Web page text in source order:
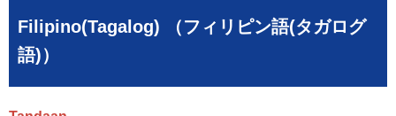
Filipino(Tagalog) （フィリピン語(タガログ
語)）